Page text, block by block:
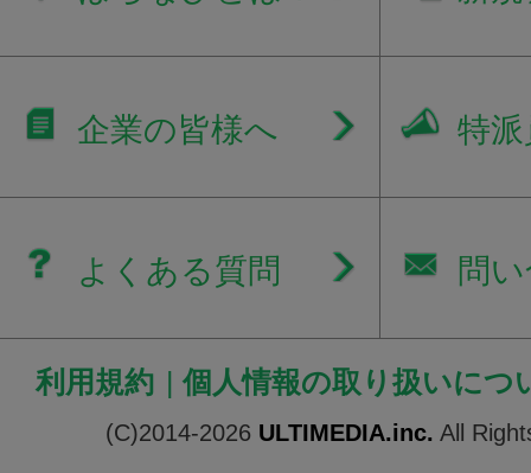
企業の皆様へ 特
よくある質問 問
利用規約 | 個人情報の取り扱いにつ
(C)2014-2026 ULTIMEDIA.inc. All